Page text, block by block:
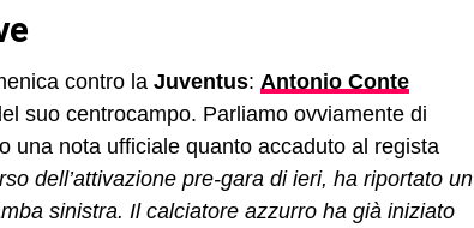
contro la Juventus: Antonio Conte
suo centrocampo. Parliamo ovviamente di
una nota ufficiale quanto accaduto al regista
dell’attivazione pre-gara di ieri, ha riportato un
sinistra. Il calciatore azzurro ha già iniziato